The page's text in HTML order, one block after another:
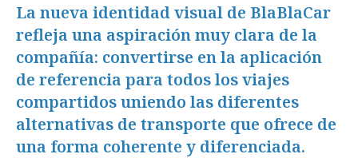
La nueva identidad visual de BlaBlaCar
refleja una aspiración muy clara de la
compañía: convertirse en la aplicación
de referencia para todos los viajes
compartidos uniendo las diferentes
alternativas de transporte que ofrece de
una forma coherente y diferenciada.